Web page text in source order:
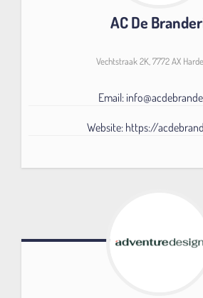
AC De
Vechtstraak 2K, 7772 AX
Email:
Website: https://